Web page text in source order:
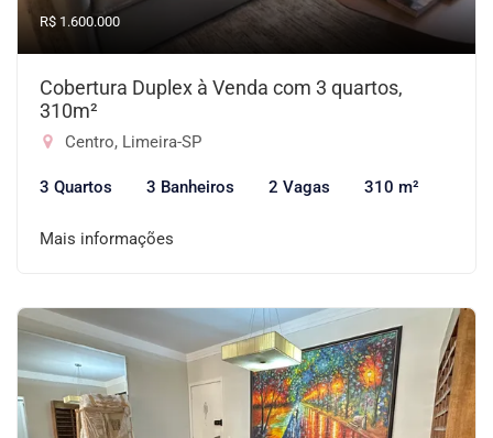
R$ 1.600.000
Cobertura Duplex à Venda com 3 quartos,
310m²
Centro, Limeira-SP
3 Quartos 3 Banheiros 2 Vagas 310 m²
Mais informações